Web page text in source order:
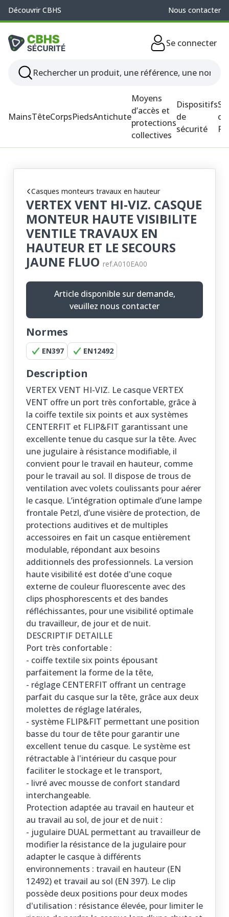
Découvrir CBHS Nous contacter
Se connecter
MainsTêteCorpsPiedsAntichute
Moyens
d’accès et
protections
collectives
Dispositifs
de
sécurité
Casques monteurs travaux en hauteur
VERTEX VENT HI-VIZ. CASQUE
MONTEUR HAUTE VISIBILITE
VENTILE TRAVAUX EN
HAUTEUR ET LE SECOURS
JAUNE FLUO ref.A010EA00
Article disponible sur demande,
veuillez nous contacter
Normes
EN397 EN12492
Description
VERTEX VENT HI-VIZ. Le casque VERTEX
VENT offre un port très confortable, grâce à
la coiffe textile six points et aux systèmes
CENTERFIT et FLIP&FIT garantissant une
excellente tenue du casque sur la tête. Avec
une jugulaire à résistance modifiable, il
convient pour le travail en hauteur, comme
pour le travail au sol. Il dispose de trous de
ventilation avec volets coulissants pour aérer
le casque. L’intégration optimale d’une lampe
frontale Petzl, d’une visière de protection, de
protections auditives et de multiples
accessoires en fait un casque entièrement
modulable, répondant aux besoins
additionnels des professionnels. La version
haute visibilité est dotée d'une coque
externe de couleur fluorescente avec des
clips phosphorescents et des bandes
réfléchissantes, pour une visibilité optimale
du travailleur, de jour et de nuit.
DESCRIPTIF DETAILLE
Port très confortable :
- coiffe textile six points épousant
parfaitement la forme de la tête,
- réglage CENTERFIT offrant un centrage
parfait du casque sur la tête, grâce aux deux
molettes de réglage latérales,
- système FLIP&FIT permettant une position
basse du tour de tête pour garantir une
excellent tenue du casque. Le système est
rétractable à l'intérieur du casque pour
faciliter le stockage et le transport,
- livré avec mousse de confort standard
interchangeable.
Protection adaptée au travail en hauteur et
au travail au sol, de jour et de nuit :
- jugulaire DUAL permettant au travailleur de
modifier la résistance de la jugulaire pour
adapter le casque à différents
environnements : travail en hauteur (EN
12492) et travail au sol (EN 397). Le clip
possède deux positions pour deux modes
d'utilisation : résistance élevée, pour limiter le